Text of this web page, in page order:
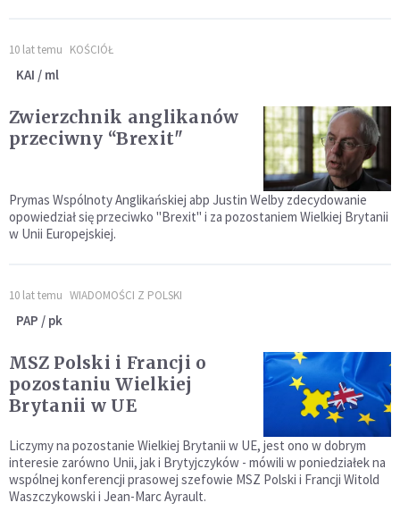
10 lat temu KOŚCIÓŁ
KAI / ml
Zwierzchnik anglikanów
przeciwny “Brexit"
Prymas Wspólnoty Anglikańskiej abp Justin Welby zdecydowanie
opowiedział się przeciwko "Brexit" i za pozostaniem Wielkiej Brytanii
w Unii Europejskiej.
10 lat temu WIADOMOŚCI Z POLSKI
PAP / pk
MSZ Polski i Francji o
pozostaniu Wielkiej
Brytanii w UE
Liczymy na pozostanie Wielkiej Brytanii w UE, jest ono w dobrym
interesie zarówno Unii, jak i Brytyjczyków - mówili w poniedziałek na
wspólnej konferencji prasowej szefowie MSZ Polski i Francji Witold
Waszczykowski i Jean-Marc Ayrault.